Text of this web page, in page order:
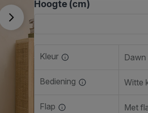
Hoogte (cm)
Kleur
Bediening Witte
Flap Met